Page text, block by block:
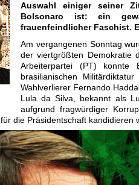
Auswahl einiger seiner
Bolsonaro ist: ein
frauenfeindlicher Faschist.
Am vergangenen Sonntag
der viertgrößten Demokratie
Arbeiterpartei (PT)
brasilianischen
Wahlverlierer Fernando
Lula da Silva, bekannt als
aufgrund fragwürdiger
die Präsidentschaft kandidieren